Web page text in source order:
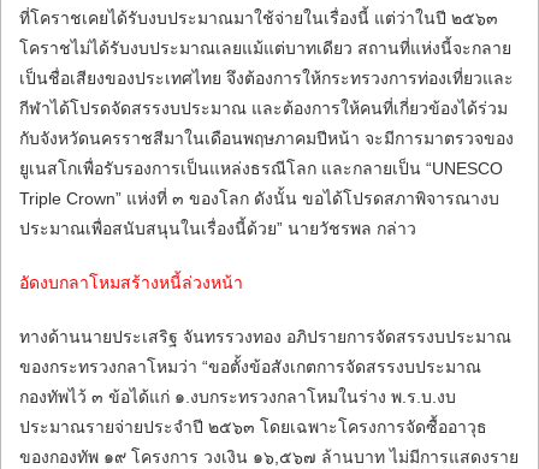
ที่โคราชเคยได้รับงบประมาณมาใช้จ่ายในเรื่องนี้ แต่ว่าในปี ๒๕๖๓
โคราชไม่ได้รับงบประมาณเลยแม้แต่บาทเดียว สถานที่แห่งนี้จะกลาย
เป็นชื่อเสียงของประเทศไทย จึงต้องการให้กระทรวงการท่องเที่ยวและ
กีฬาได้โปรดจัดสรรงบประมาณ และต้องการให้คนที่เกี่ยวข้องได้ร่วม
กับจังหวัดนครราชสีมาในเดือนพฤษภาคมปีหน้า จะมีการมาตรวจของ
ยูเนสโกเพื่อรับรองการเป็นแหล่งธรณีโลก และกลายเป็น “UNESCO
Triple Crown” แห่งที่ ๓ ของโลก ดังนั้น ขอได้โปรดสภาพิจารณางบ
ประมาณเพื่อสนับสนุนในเรื่องนี้ด้วย” นายวัชรพล กล่าว
อัดงบกลาโหมสร้างหนี้ล่วงหน้า
ทางด้านนายประเสริฐ จันทรรวงทอง อภิปรายการจัดสรรงบประมาณ
ของกระทรวงกลาโหมว่า “ขอตั้งข้อสังเกตการจัดสรรงบประมาณ
กองทัพไว้ ๓ ข้อได้แก่ ๑.งบกระทรวงกลาโหมในร่าง พ.ร.บ.งบ
ประมาณรายจ่ายประจำปี ๒๕๖๓ โดยเฉพาะโครงการจัดซื้ออาวุธ
ของกองทัพ ๑๙ โครงการ วงเงิน ๑๖,๕๖๗ ล้านบาท ไม่มีการแสดงราย